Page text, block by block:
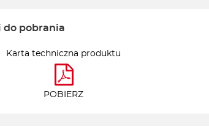
do pobrania
Karta techniczna produktu
POBIERZ